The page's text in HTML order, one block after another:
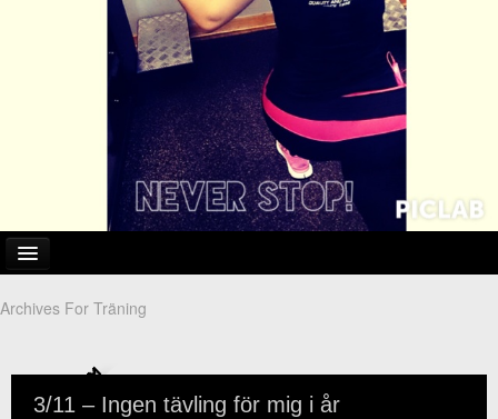
Hem
Favoritrecept!
Archives For Träning
3/11 – Ingen tävling för mig i år